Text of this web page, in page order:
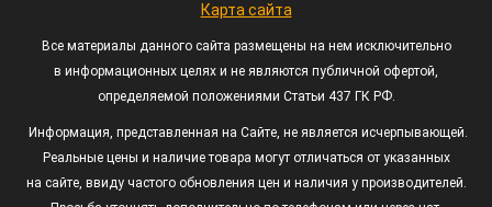
Карта сайта
Все материалы данного сайта размещены на нем исключительно
в информационных целях и не являются публичной офертой,
определяемой положениями Статьи 437 ГК РФ.
Информация, представленная на Сайте, не является исчерпывающей.
Реальные цены и наличие товара могут отличаться от указанных
на сайте, ввиду частого обновления цен и наличия у производителей.